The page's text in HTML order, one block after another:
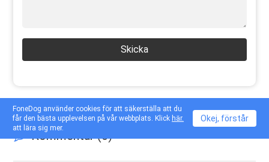
Skicka
Kommentar (0)
FoneDog använder cookies för att säkerställa att du
får den bästa upplevelsen på vår webbplats. Klick här.
att lära sig mer.
Okej, förstår